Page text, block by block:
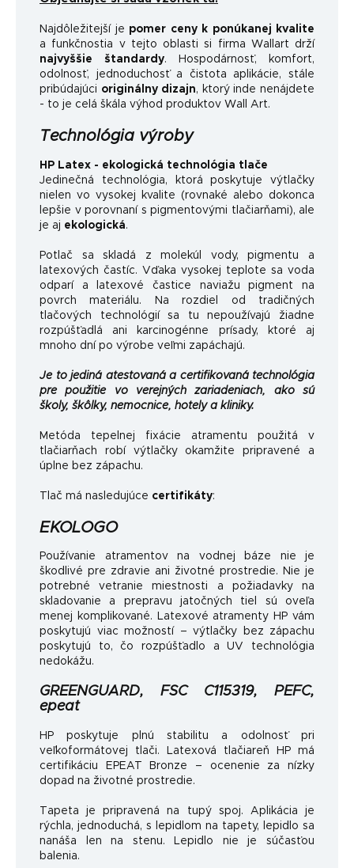
Najdôležitejší je pomer ceny k ponúkanej kvalite
a funkčnostia v tejto oblasti si firma Wallart drží
najvyššie štandardy. Hospodárnosť, komfort,
odolnosť, jednoduchosť a čistota aplikácie, stále
pribúdajúci originálny dizajn, ktorý inde nenájdete
- to je celá škála výhod produktov Wall Art.
Technológia výroby
HP Latex - ekologická technológia tlače
Jedinečná technológia, ktorá poskytuje výtlačky
nielen vo vysokej kvalite (rovnaké alebo dokonca
lepšie v porovnaní s pigmentovými tlačiarňami), ale
je aj ekologická.
Potlač sa skladá z molekúl vody, pigmentu a
latexových častíc. Vďaka vysokej teplote sa voda
odparí a latexové častice naviažu pigment na
povrch materiálu. Na rozdiel od tradičných
tlačových technológií sa tu nepoužívajú žiadne
rozpúšťadlá ani karcinogénne prísady, ktoré aj
mnoho dní po výrobe veľmi zapáchajú.
Je to jediná atestovaná a certifikovaná technológia
pre použitie vo verejných zariadeniach, ako sú
školy, škôlky, nemocnice, hotely a kliniky.
Metóda tepelnej fixácie atramentu použitá v
tlačiarňach robí výtlačky okamžite pripravené a
úplne bez zápachu.
Tlač má nasledujúce certifikáty:
EKOLOGO
Používanie atramentov na vodnej báze nie je
škodlivé pre zdravie ani životné prostredie. Nie je
potrebné vetranie miestnosti a požiadavky na
skladovanie a prepravu jatočných tiel sú oveľa
menej komplikované. Latexové atramenty HP vám
poskytujú viac možností – výtlačky bez zápachu
poskytujú to, čo rozpúšťadlo a UV technológia
nedokážu.
GREENGUARD, FSC C115319, PEFC,
epeat
HP poskytuje plnú stabilitu a odolnosť pri
veľkoformátovej tlači. Latexová tlačiareň HP má
certifikáciu EPEAT Bronze – ocenenie za nízky
dopad na životné prostredie.
Tapeta je pripravená na tupý spoj. Aplikácia je
rýchla, jednoduchá, s lepidlom na tapety, lepidlo sa
nanáša len na stenu. Lepidlo nie je súčasťou
balenia.